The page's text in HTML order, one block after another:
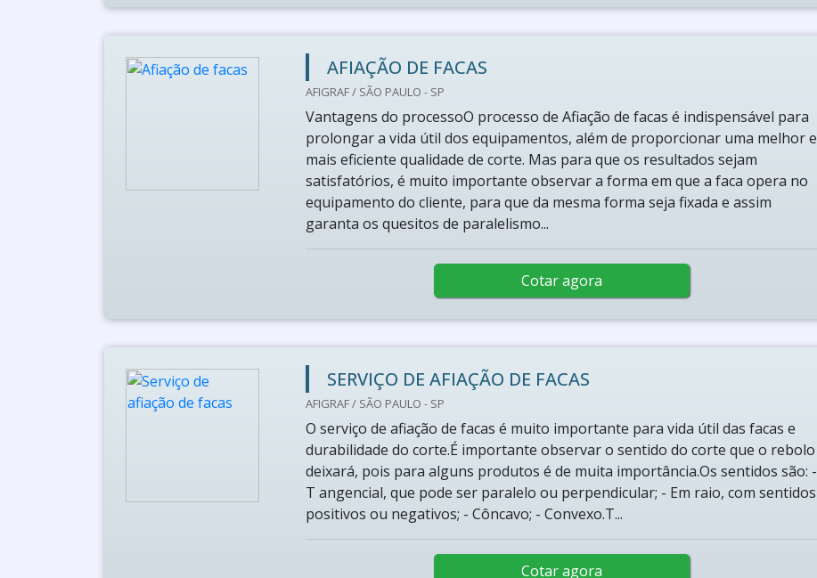
AFIAÇÃO DE FACAS
AFIGRAF / SÃO PAULO - SP
Vantagens do processoO processo de Afiação de facas é indispensável para
prolongar a vida útil dos equipamentos, além de proporcionar uma melhor e
mais eficiente qualidade de corte. Mas para que os resultados sejam
satisfatórios, é muito importante observar a forma em que a faca opera no
equipamento do cliente, para que da mesma forma seja fixada e assim
garanta os quesitos de paralelismo...
Cotar agora
SERVIÇO DE AFIAÇÃO DE FACAS
AFIGRAF / SÃO PAULO - SP
O serviço de afiação de facas é muito importante para vida útil das facas e
durabilidade do corte.É importante observar o sentido do corte que o rebolo
deixará, pois para alguns produtos é de muita importância.Os sentidos são: -
T angencial, que pode ser paralelo ou perpendicular; - Em raio, com sentidos
positivos ou negativos; - Côncavo; - Convexo.T...
Cotar agora